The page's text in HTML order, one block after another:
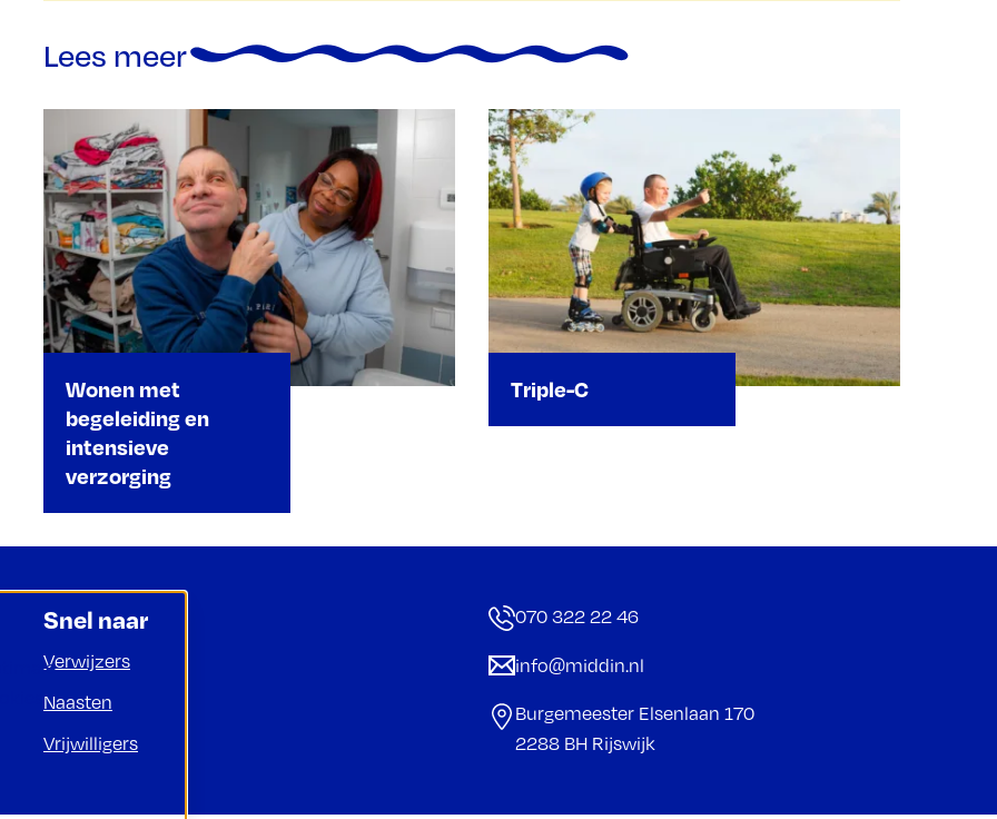
Lees meer
Wonen met
begeleiding en
intensieve
verzorging
Triple-C
Snel naar
Verwijzers
Naasten
Vrijwilligers
070 322 22 46
info@middin.nl
Burgemeester Elsenlaan 170
2288 BH Rijswijk